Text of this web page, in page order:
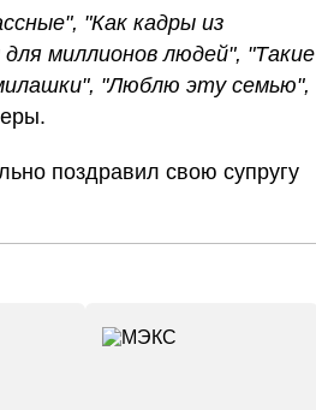
"Как кадры из
миллионов людей", "Такие
"Люблю эту семью",
поздравил свою супругу